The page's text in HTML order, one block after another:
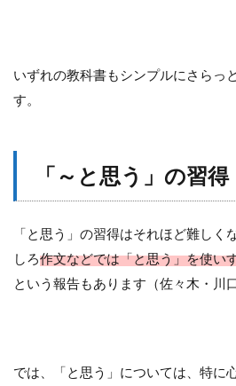
いずれの教科書もシンプルにさらっ
す。
「～と思う」の習得
「と思う」の習得はそれほど難しく
しろ作文などでは「と思う」を使い
という報告もあります（佐々木・川
では、「と思う」については、特に